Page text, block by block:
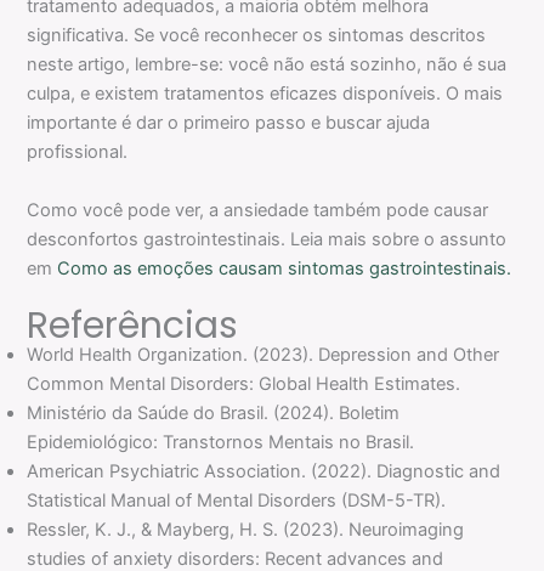
tratamento adequados, a maioria obtém melhora
significativa. Se você reconhecer os sintomas descritos
neste artigo, lembre-se: você não está sozinho, não é sua
culpa, e existem tratamentos eficazes disponíveis. O mais
importante é dar o primeiro passo e buscar ajuda
profissional.
Como você pode ver, a ansiedade também pode causar
desconfortos gastrointestinais. Leia mais sobre o assunto
em Como as emoções causam sintomas gastrointestinais.
Referências
World Health Organization. (2023). Depression and Other
Common Mental Disorders: Global Health Estimates.
Ministério da Saúde do Brasil. (2024). Boletim
Epidemiológico: Transtornos Mentais no Brasil.
American Psychiatric Association. (2022). Diagnostic and
Statistical Manual of Mental Disorders (DSM-5-TR).
Ressler, K. J., & Mayberg, H. S. (2023). Neuroimaging
studies of anxiety disorders: Recent advances and